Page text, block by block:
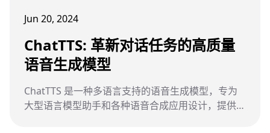
Jun 20, 2024
ChatTTS: 革新对话任务的高质量
语音生成模型
ChatTTS 是一种多语言支持的语音生成模型，专为
大型语言模型助手和各种语音合成应用设计，提供高